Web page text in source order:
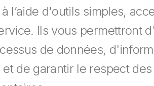
l’aide d'outils simples,
Ils vous permettront
de données,
de garantir le respect